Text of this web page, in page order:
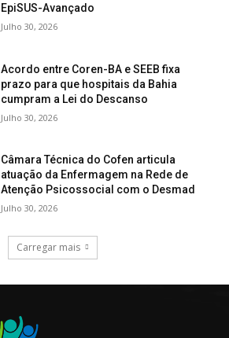
EpiSUS-Avançado
Julho 30, 2026
Acordo entre Coren-BA e SEEB fixa
prazo para que hospitais da Bahia
cumpram a Lei do Descanso
Julho 30, 2026
Câmara Técnica do Cofen articula
atuação da Enfermagem na Rede de
Atenção Psicossocial com o Desmad
Julho 30, 2026
Carregar mais